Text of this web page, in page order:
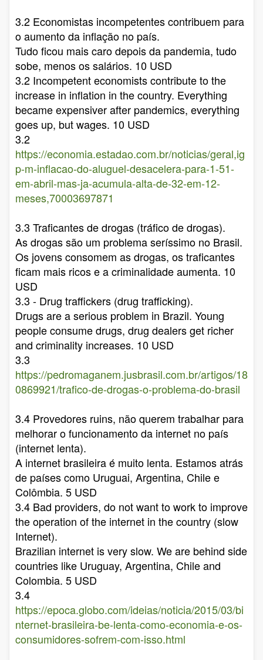
3.2 Economistas incompetentes contribuem para
o aumento da inflação no país.
Tudo ficou mais caro depois da pandemia, tudo
sobe, menos os salários. 10 USD
3.2 Incompetent economists contribute to the
increase in inflation in the country. Everything
became expensiver after pandemics, everything
goes up, but wages. 10 USD
3.2
https://economia.estadao.com.br/noticias/geral,ig
p-m-inflacao-do-aluguel-desacelera-para-1-51-
em-abril-mas-ja-acumula-alta-de-32-em-12-
meses,70003697871
3.3 Traficantes de drogas (tráfico de drogas).
As drogas são um problema seríssimo no Brasil.
Os jovens consomem as drogas, os traficantes
ficam mais ricos e a criminalidade aumenta. 10
USD
3.3 - Drug traffickers (drug trafficking).
Drugs are a serious problem in Brazil. Young
people consume drugs, drug dealers get richer
and criminality increases. 10 USD
3.3
https://pedromaganem.jusbrasil.com.br/artigos/18
0869921/trafico-de-drogas-o-problema-do-brasil
3.4 Provedores ruins, não querem trabalhar para
melhorar o funcionamento da internet no país
(internet lenta).
A internet brasileira é muito lenta. Estamos atrás
de países como Uruguai, Argentina, Chile e
Colômbia. 5 USD
3.4 Bad providers, do not want to work to improve
the operation of the internet in the country (slow
Internet).
Brazilian internet is very slow. We are behind side
countries like Uruguay, Argentina, Chile and
Colombia. 5 USD
3.4
https://epoca.globo.com/ideias/noticia/2015/03/bi
nternet-brasileira-be-lenta-como-economia-e-os-
consumidores-sofrem-com-isso.html